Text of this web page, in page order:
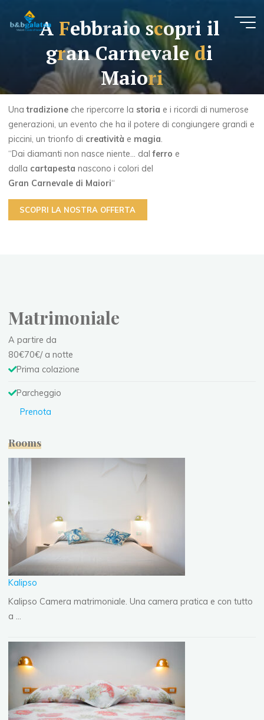
B&B
Galatea
MATRIMONIALI
CON
PRIMA
PARCHEGGIO
A Febbraio scopri il
gran Carnevale di
Maiori
Unatradizione che ripercorre la storia e i ricordi di numerose
generazioni, un evento che ha il potere di congiungere grandi e
piccini, un trionfo di creatività e magia.
“Dai diamanti non nasce niente… dalferro e
dalla cartapesta nascono i colori del
Gran Carnevale di Maiori“
SCOPRI LA NOSTRA OFFERTA
Matrimoniale
A partire da
80€70€/ a notte
Prima colazione
Parcheggio
Prenota
Rooms
Kalipso
Kalipso Camera matrimoniale. Una camera pratica e con tutto
a …